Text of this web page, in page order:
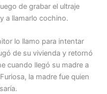
de grabar el ultraje
a llamarlo cochino.
lo llamo para intentar
de su vivienda y retornó
cuando llegó su madre a
la madre fue quien